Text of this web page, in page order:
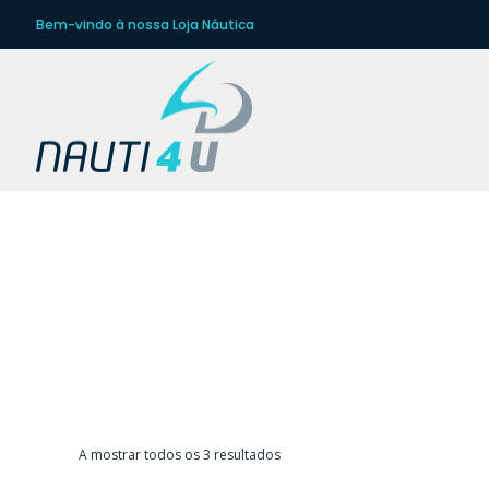
Bem-vindo à nossa Loja Náutica
A mostrar todos os 3 resultadosOrdenado